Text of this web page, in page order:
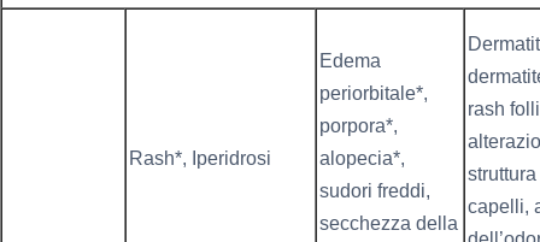
Rash*, Iperidrosi
Edema
periorbitale*,
porpora*,
alopecia*,
sudori freddi,
secchezza della
rash
capelli,